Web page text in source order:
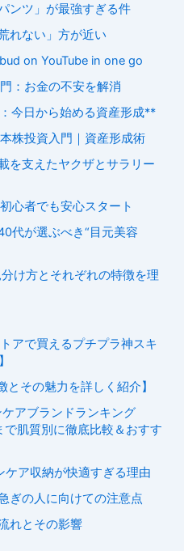
ンツ」が最強すぎる件
れない」方が近い
on YouTube in one go
：お金の不安を解消
今日から始める資産形成**
株投資入門｜資産形成術
を支えたヤクザとサラリー
心者でも安心スタート
代が選ぶべき“目元美容
け方とそれぞれの特徴を理
アで買えるプチプラ神スキ
とその魅力を詳しく紹介】
アブランドランキング
肌質別に徹底比較＆おすす
ア収納が快適すぎる理由
ぎの人に向けての注意点
れとその影響